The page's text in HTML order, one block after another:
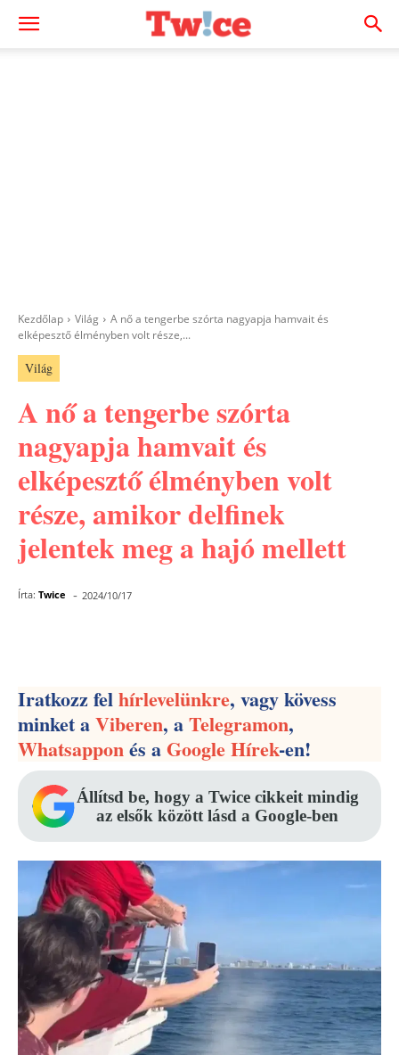
Kezdőlap Világ
A nő a tengerbe szórta nagyapja hamvait és
elképesztő élményben volt része,...
Világ
A nő a tengerbe szórta
nagyapja hamvait és
elképesztő élményben volt
része, amikor delfinek
jelentek meg a hajó mellett
Írta: Twice - 2024/10/17
Iratkozz felhírlevelünkre, vagy kövess
minket aViberen, aTelegramon,
Whatsapponés aGoogle Hírek-en!
Állítsd be, hogy a Twice cikkeit mindig
az elsők között lásd a Google-ben